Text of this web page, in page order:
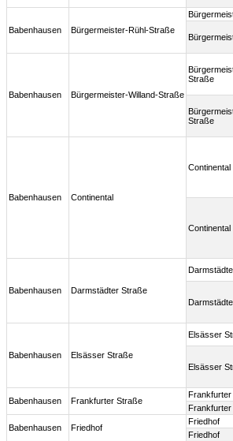
Babenhausen Bürgermeister-Rühl-Straße
Babenhausen Bürgermeister-Willand-Straße
Straße
Straße
Babenhausen Continental
Continental
Continental
Babenhausen Darmstädter Straße
Babenhausen Elsässer Straße
Elsässer
Elsässer
Babenhausen Frankfurter Straße
Babenhausen Friedhof
Friedhof
Friedhof